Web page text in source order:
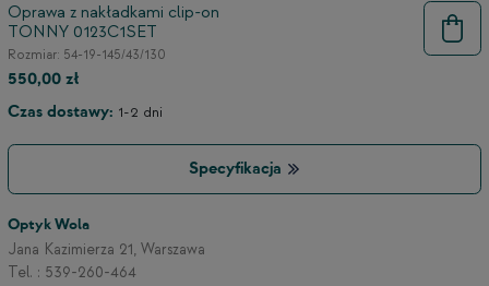
Oprawa z nakładkami clip-on
TONNY 0123C1SET
Rozmiar: 54-19-145/43/130
550,00 zł
Czas dostawy: 1-2 dni
Specyfikacja
Optyk Wola
Jana Kazimierza 21, Warszawa
Tel. : 539-260-464